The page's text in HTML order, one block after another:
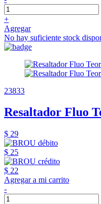
+
Agregar
No hay suficiente stock
23833
Resaltador Fluo
$ 29
$ 25
$ 22
Agregar a mi carrito
-